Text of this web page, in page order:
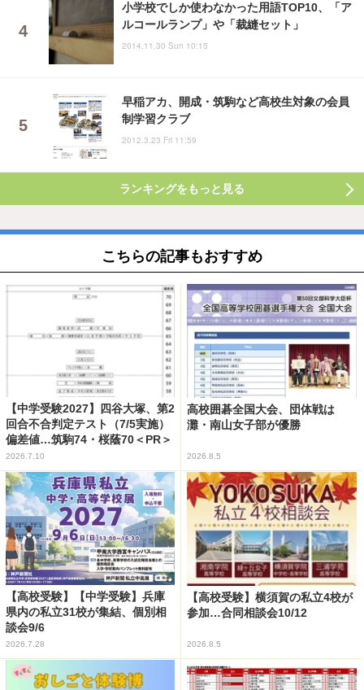
小学校でしか使わなかった用語TOP10、「ア
ルコールランプ」や「裁縫セット」
2014.11.30 Sun 10:15
早稲アカ、開成・筑駒など高校生対象の会員
制学習クラブ
2012.3.23 Fri 11:59
ランキングをもっと見る
こちらの記事もおすすめ
【中学受験2027】四谷大塚、第2
回合不合判定テスト（7/5実施）
偏差値…筑駒74・桜蔭70＜PR＞
2026.7.10
高校囲碁全国大会、団体戦は
灘・南山女子部が優勝
2026.8.5
【高校受験】【中学受験】兵庫
県内の私立31校が集結、個別相
談会9/6
2026.7.28
【高校受験】横須賀の私立4校が
参加…合同相談会10/12
2026.8.5